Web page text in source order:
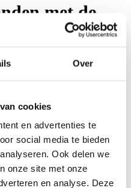
Over
cookies
en advertenties te
social media te bieden
Ook delen we
onze site met onze
en analyse. Deze
met de
heb ik de houdingen
voettypen: de normale
is steeds gesproken over
A). Veel mensen staan
deze asymmetrie een
op grond waarvan